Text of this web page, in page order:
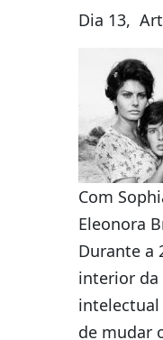
Dia 13,
Com
Eleonora
Durante a
interior da
intelectual
de mudar